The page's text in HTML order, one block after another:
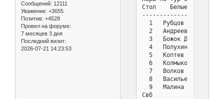
Сообщений: 12111
Уважение: +3655
Позитив: +4528
Провел на форуме:
7 месяцев 3 дня
Последний визит:
2026-07-21 14:23:53
Стол    Белые
1   Рубцов Виктор
2   Андреев
3   Божок Дмитрий
4   Полухин
5   Коптев Руслан
6   Колмыков
7   Волков Кирилл
8   Васильев Илья
9   Малина Софья
Свб            : 8